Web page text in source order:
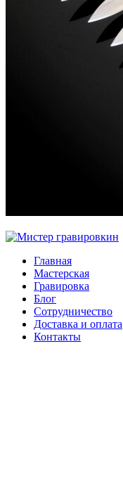
Главная
Мастерская
Гравировка
Блог
Сотрудничество
Доставка и оплата
Контакты